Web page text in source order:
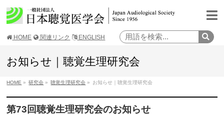
HOME 関連リンク ENGLISH
お知らせ｜聴覚生理研究会
HOME » 研究会 » 聴覚生理研究会 » お知らせ｜聴覚生理研究会
第73回聴覚生理研究会のお知らせ